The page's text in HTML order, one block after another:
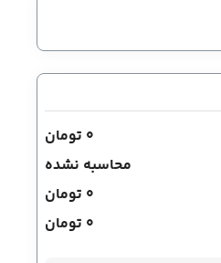
0 تومان
محاسبه نشده
0 تومان
0 تومان